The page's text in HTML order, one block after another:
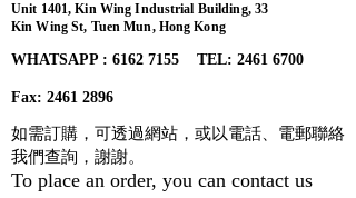
Unit 1401, Kin Wing Industrial Building, 33
Kin Wing St, Tuen Mun, Hong Kong
WHATSAPP : 6162 7155​ TEL: 2461 6700
Fax: 2461 2896
如需訂購，可透過網站，或以電話、電郵聯絡
我們查詢， 謝謝。
To place an order, you can contact us